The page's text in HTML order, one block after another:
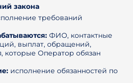
закона
требований
ФИО, контактные
выплат, обращений,
которые Оператор обязан
исполнение обязанностей по